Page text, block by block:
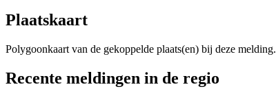
Plaatskaart
Polygoonkaart van de gekoppelde plaats(en) bij deze melding.
Recente meldingen in de regio